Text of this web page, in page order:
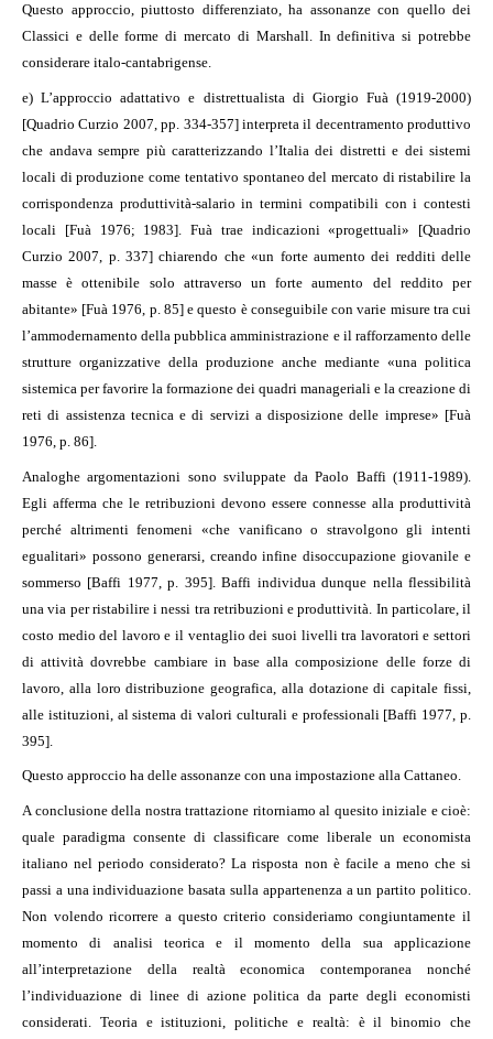
Questo approccio, piuttosto differenziato, ha assonanze con quello dei
Classici e delle forme di mercato di Marshall. In definitiva si potrebbe
considerare italo-cantabrigense.
e) L’approccio adattativo e distrettualista di Giorgio Fuà (1919-2000)
[Quadrio Curzio 2007, pp. 334-357] interpreta il decentramento produttivo
che andava sempre più caratterizzando l’Italia dei distretti e dei sistemi
locali di produzione come tentativo spontaneo del mercato di ristabilire la
corrispondenza produttività-salario in termini compatibili con i contesti
locali [Fuà 1976; 1983]. Fuà trae indicazioni «progettuali» [Quadrio
Curzio 2007, p. 337] chiarendo che «un forte aumento dei redditi delle
masse è ottenibile solo attraverso un forte aumento del reddito per
abitante» [Fuà 1976, p. 85] e questo è conseguibile con varie misure tra cui
l’ammodernamento della pubblica amministrazione e il rafforzamento delle
strutture organizzative della produzione anche mediante «una politica
sistemica per favorire la formazione dei quadri manageriali e la creazione di
reti di assistenza tecnica e di servizi a disposizione delle imprese» [Fuà
1976, p. 86].
Analoghe argomentazioni sono sviluppate da Paolo Baffi (1911-1989).
Egli afferma che le retribuzioni devono essere connesse alla produttività
perché altrimenti fenomeni «che vanificano o stravolgono gli intenti
egualitari» possono generarsi, creando infine disoccupazione giovanile e
sommerso [Baffi 1977, p. 395]. Baffi individua dunque nella flessibilità
una via per ristabilire i nessi tra retribuzioni e produttività. In particolare, il
costo medio del lavoro e il ventaglio dei suoi livelli tra lavoratori e settori
di attività dovrebbe cambiare in base alla composizione delle forze di
lavoro, alla loro distribuzione geografica, alla dotazione di capitale fissi,
alle istituzioni, al sistema di valori culturali e professionali [Baffi 1977, p.
395].
Questo approccio ha delle assonanze con una impostazione alla Cattaneo.
A conclusione della nostra trattazione ritorniamo al quesito iniziale e cioè:
quale paradigma consente di classificare come liberale un economista
italiano nel periodo considerato? La risposta non è facile a meno che si
passi a una individuazione basata sulla appartenenza a un partito politico.
Non volendo ricorrere a questo criterio consideriamo congiuntamente il
momento di analisi teorica e il momento della sua applicazione
all’interpretazione della realtà economica contemporanea nonché
l’individuazione di linee di azione politica da parte degli economisti
considerati. Teoria e istituzioni, politiche e realtà: è il binomio che